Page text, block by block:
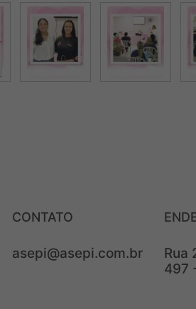
CONTATO
asepi@asepi.com.br
Rua
497